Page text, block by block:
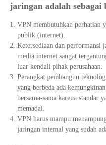
jaringan adalah sebagai
VPN membutuhkan perhatian
publik (internet).
Ketersediaan dan performansi
media internet sangat
luar kendali pihak perusahaan.
Perangkat pembangun
yang berbeda ada
bersama-sama karena standar
memadai.
VPN harus mampu
jaringan internal yang sudah